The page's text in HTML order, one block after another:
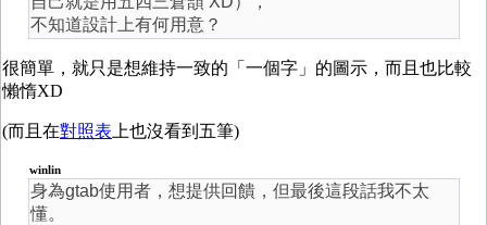
不知道設計上有何用意？
很簡單，就只是想維持一致的「一個字」的圖示，而且也比較
懶惰XD
(而且在對照表上也沒看到五筆)
winlin
身為gtab使用者，想提供回饋，但最後這段話我不太
懂。